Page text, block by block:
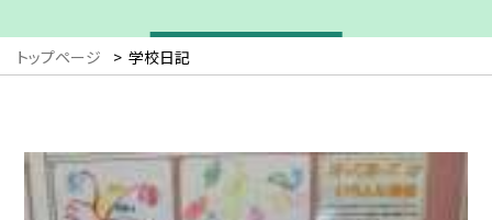
トップページ > 学校日記